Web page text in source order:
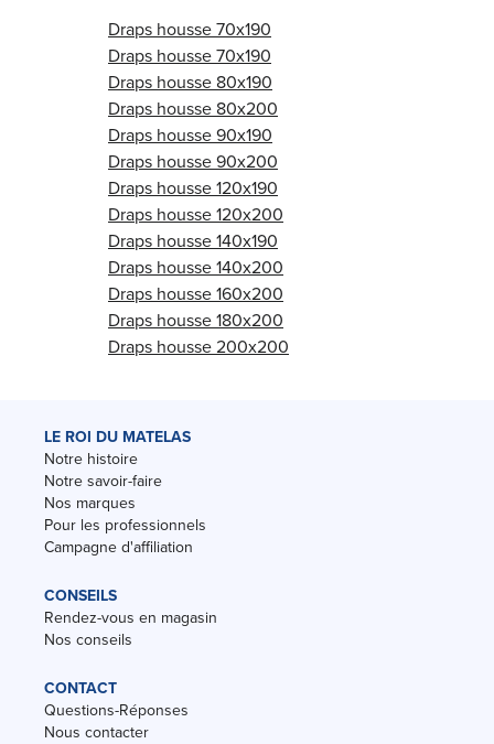
Draps housse 70x190
Draps housse 70x190
Draps housse 80x190
Draps housse 80x200
Draps housse 90x190
Draps housse 90x200
Draps housse 120x190
Draps housse 120x200
Draps housse 140x190
Draps housse 140x200
Draps housse 160x200
Draps housse 180x200
Draps housse 200x200
LE ROI DU MATELAS
Notre histoire
Notre savoir-faire
Nos marques
Pour les professionnels
Campagne d'affiliation
CONSEILS
Rendez-vous en magasin
Nos conseils
CONTACT
Questions-Réponses
Nous contacter